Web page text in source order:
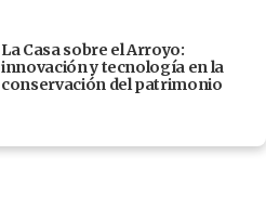
La Casa sobre el Arroyo:
innovación y tecnología en la
conservación del patrimonio